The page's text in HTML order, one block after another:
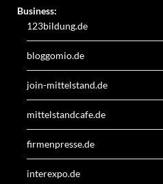
Business:
123bildung.de
bloggomio.de
join-mittelstand.de
mittelstandcafe.de
firmenpresse.de
interexpo.de